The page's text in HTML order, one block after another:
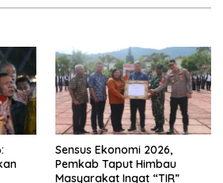
Sensus Ekonomi 2026,
Pemkab Taput Himbau
Masyarakat Ingat “TIR”